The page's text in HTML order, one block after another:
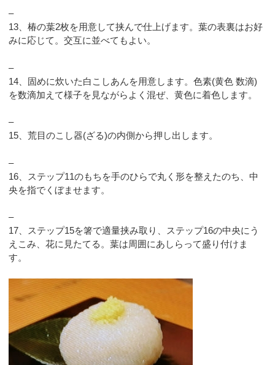
–
13、椿の葉2枚を用意して挟んで仕上げます。葉の表裏はお好
みに応じて。交互に並べてもよい。
–
14、固めに炊いた白こしあんを用意します。色素(黄色 数滴)
を数滴加えて様子を見ながらよく混ぜ、黄色に着色します。
–
15、荒目のこし器(ざる)の内側から押し出します。
–
16、ステップ11のもちを手のひらで丸く形を整えたのち、中
央を指でくぼませます。
–
17、ステップ15を箸で適量挟み取り、ステップ16の中央にう
えこみ、花に見たてる。葉は周囲にあしらって盛り付けま
す。